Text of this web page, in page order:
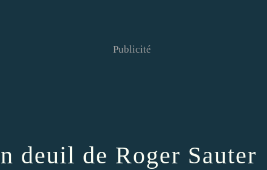
Publicité
deuil de Roger Sauter